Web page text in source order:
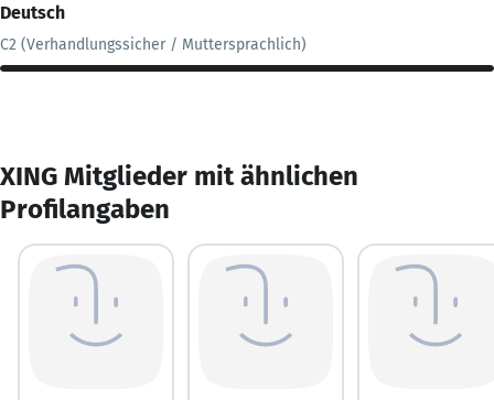
Deutsch
C2 (Verhandlungssicher / Muttersprachlich)
XING Mitglieder mit ähnlichen
Profilangaben